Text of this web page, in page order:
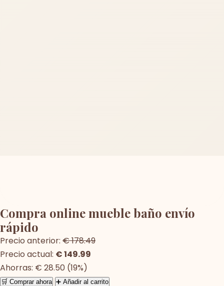
Compra online mueble baño envío
rápido
Precio anterior: € 178.49
Precio actual: € 149.99
Ahorras: € 28.50 (19%)
🛒 Comprar ahora ➕ Añadir al carrito